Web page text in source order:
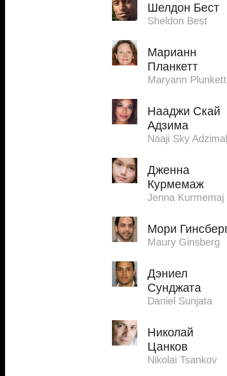
Шелдон Бест
Sheldon Best
Марианн
Планкетт
Maryann Plunkett
Нааджи Скай
Адзима
Naaji Sky
Дженна
Курмемаж
Jenna Kurmemaj
Мори
Maury Ginsberg
Дэниел
Сунджата
Daniel Sunjata
Николай
Цанков
Nikolai Tsankov